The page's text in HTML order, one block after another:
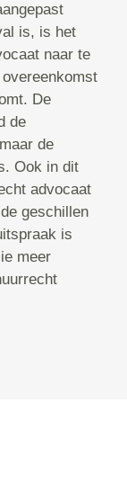
is, is het
naar te
De
de
de
Ook in dit
advocaat
geschillen
is
meer